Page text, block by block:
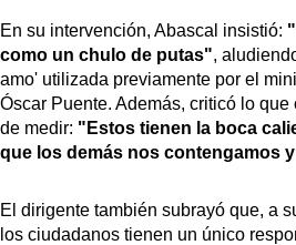
En su intervención, Abascal insistió:
como un chulo de putas",
amo' utilizada previamente por el
Óscar Puente. Además, criticó lo
de medir: "Estos tienen la boca
que los demás nos contengamos
El dirigente también subrayó que, a
los ciudadanos tienen un único